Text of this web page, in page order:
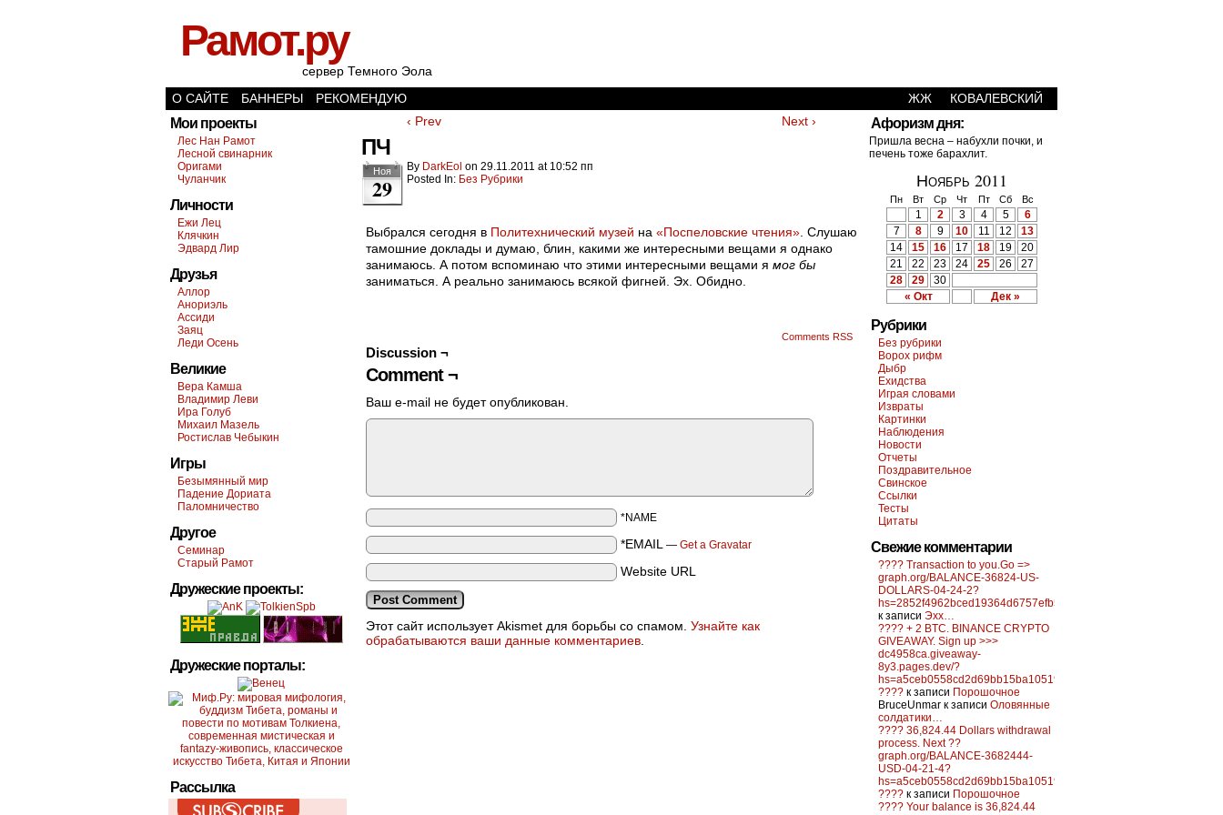
Рамот.ру
сервер Темного Эола
О САЙТЕ
БАННЕРЫ РЕКОМЕНДУЮ ЖЖ КОВАЛЕВСКИЙ
Мои проекты
Лес Нан Рамот
Лесной свинарник
Оригами
Чуланчик
Личности
Ежи Лец
Клячкин
Эдвард Лир
Друзья
Аллор
Анориэль
Ассиди
Заяц
Леди Осень
Великие
Вера Камша
Владимир Леви
Ира Голуб
Михаил Мазель
Ростислав Чебыкин
Игры
Безымянный мир
Падение Дориата
Паломничество
Другое
Семинар
Старый Рамот
Дружеские проекты:
Дружеские порталы:
Рассылка
‹ Prev Next ›
ПЧ
Ноя
29
By DarkEol on 29.11.2011 at 10:52 пп
Posted In: Без Рубрики
Выбрался сегодня в Политехнический музей на «Поспеловские чтения» . Слушаю
тамошние доклады и думаю, блин, какими же интересными вещами я однако
занимаюсь. А потом вспоминаю что этими интересными вещами я мог бы
заниматься. А реально занимаюсь всякой фигней. Эх. Обидно.
Comments RSS
Discussion ¬
Comment ¬
Ваш e-mail не будет опубликован.
*NAME
*EMAIL — Get a Gravatar
Website URL
Этот сайт использует Akismet для борьбы со спамом. Узнайте как
обрабатываются ваши данные комментариев
Афоризм дня:
Пришла весна – набухли почки, и
печень тоже барахлит.
Ноябрь 2011
Пн Вт Ср Чт Пт Сб Вс
« Окт Дек »
1 2 3 4 5
6
7
8 9 10 11 12
13
14
15 16 17 18 19
20
21
22 23 24 25 26
27
28
29 30
Рубрики
Без рубрики
Ворох рифм
Дыбр
Ехидства
Играя словами
Извраты
Картинки
Наблюдения
Новости
Отчеты
Поздравительное
Свинское
Ссылки
Тесты
Цитаты
Свежие комментарии
???? Transaction to you.Go =>
graph.org/BALANCE-36824-US-
DOLLARS-04-24-2?
hs=2852f4962bced19364d6757efb5f6a84&
к записи Эхх…
???? + 2 BTC. BINANCE CRYPTO
GIVEAWAY. Sign up >>>
dc4958ca.giveaway-
8y3.pages.dev/?
hs=a5ceb0558cd2d69bb15ba10519f0d6c2&
???? к записи Порошочное
BruceUnmar к записи Оловянные
солдатики…
???? 36,824.44 Dollars withdrawal
process. Next ??
graph.org/BALANCE-3682444-
USD-04-21-4?
hs=a5ceb0558cd2d69bb15ba10519f0d6c2&
???? к записи Порошочное
???? Your balance is 36,824.44